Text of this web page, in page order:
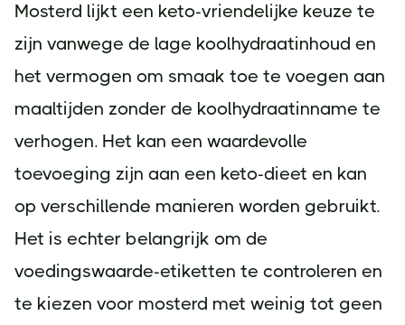
Mosterd lijkt een keto-vriendelijke keuze te
zijn vanwege de lage koolhydraatinhoud en
het vermogen om smaak toe te voegen aan
maaltijden zonder de koolhydraatinname te
verhogen. Het kan een waardevolle
toevoeging zijn aan een keto-dieet en kan
op verschillende manieren worden gebruikt.
Het is echter belangrijk om de
voedingswaarde-etiketten te controleren en
te kiezen voor mosterd met weinig tot geen